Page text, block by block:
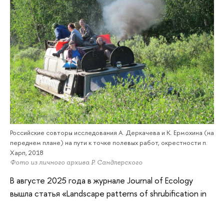
Российские совторы исследования А. Деркачева и К. Ермохина (на
переднем плане) на пути к точке полевых работ, окрестности п.
Харп, 2018
Фото из личного архива Р. Сандлерского
В августе 2025 года в журнале Journal of Ecology
вышла статья «Landscape patterns of shrubification in